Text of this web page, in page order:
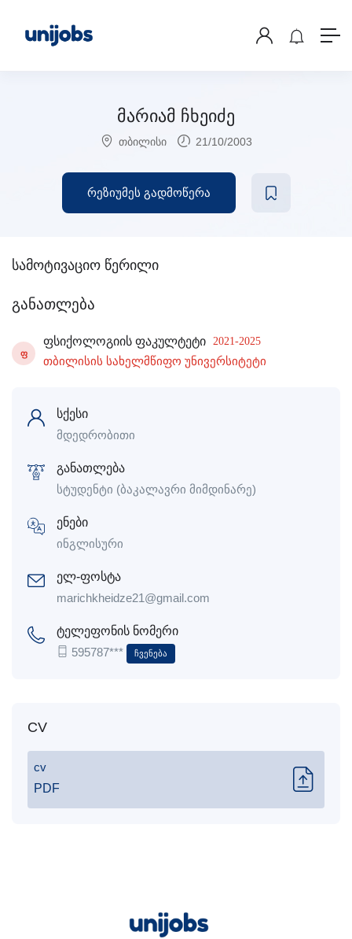
მარიამ ჩხეიძე
თბილისი 21/10/2003
რეზიუმეს გადმოწერა
სამოტივაციო წერილი
განათლება
Ფ
ფსიქოლოგიის ფაკულტეტი 2021-2025
თბილისის სახელმწიფო უნივერსიტეტი
სქესი
მდედრობითი
განათლება
სტუდენტი (ბაკალავრი მიმდინარე)
ენები
ინგლისური
ელ-ფოსტა
marichkheidze21@gmail.com
ტელეფონის ნომერი
595787***
Ჩვენება
CV
cv
PDF